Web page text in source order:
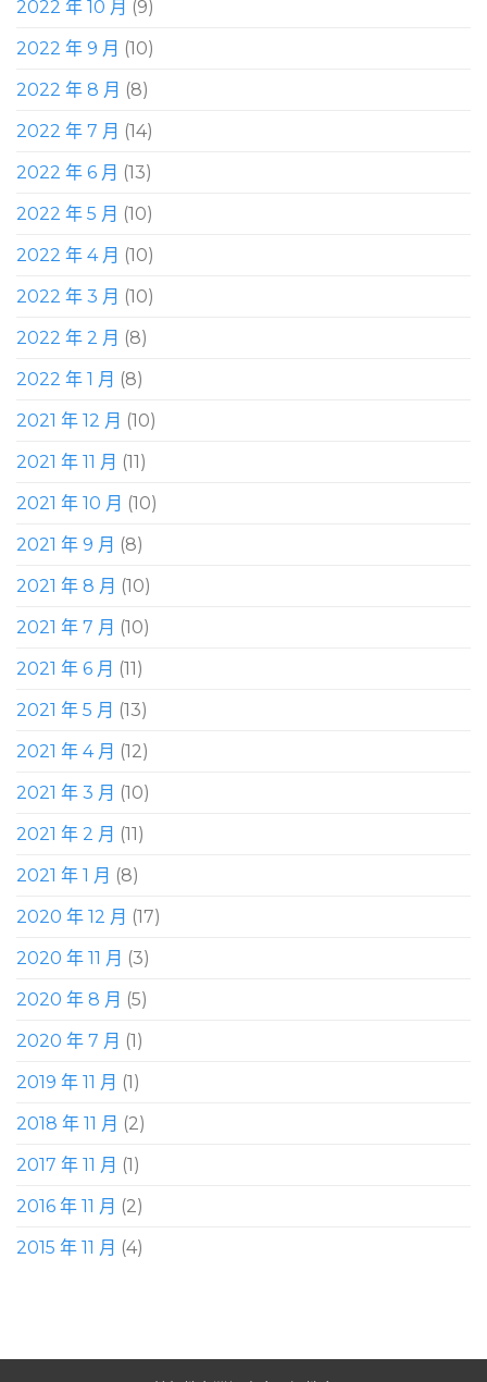
2022 年 10 月 (9)
2022 年 9 月 (10)
2022 年 8 月 (8)
2022 年 7 月 (14)
2022 年 6 月 (13)
2022 年 5 月 (10)
2022 年 4 月 (10)
2022 年 3 月 (10)
2022 年 2 月 (8)
2022 年 1 月 (8)
2021 年 12 月 (10)
2021 年 11 月 (11)
2021 年 10 月 (10)
2021 年 9 月 (8)
2021 年 8 月 (10)
2021 年 7 月 (10)
2021 年 6 月 (11)
2021 年 5 月 (13)
2021 年 4 月 (12)
2021 年 3 月 (10)
2021 年 2 月 (11)
2021 年 1 月 (8)
2020 年 12 月 (17)
2020 年 11 月 (3)
2020 年 8 月 (5)
2020 年 7 月 (1)
2019 年 11 月 (1)
2018 年 11 月 (2)
2017 年 11 月 (1)
2016 年 11 月 (2)
2015 年 11 月 (4)